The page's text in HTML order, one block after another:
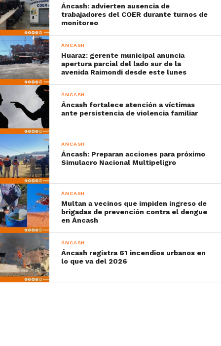
Áncash: advierten ausencia de
trabajadores del COER durante turnos de
monitoreo
ÁNCASH
Huaraz: gerente municipal anuncia
apertura parcial del lado sur de la
avenida Raimondi desde este lunes
ÁNCASH
Áncash fortalece atención a víctimas
ante persistencia de violencia familiar
ÁNCASH
Áncash: Preparan acciones para próximo
Simulacro Nacional Multipeligro
ÁNCASH
Multan a vecinos que impiden ingreso de
brigadas de prevención contra el dengue
en Áncash
ÁNCASH
Áncash registra 61 incendios urbanos en
lo que va del 2026